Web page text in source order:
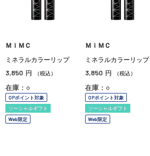
ＭｉＭＣ
ミネラルカラーリップ
3,850 円 （税込）
在庫：○
OPポイント対象
ソーシャルギフト
Web限定
ＭｉＭＣ
ミネラルカラーリップ
3,850 円 （税込）
在庫：○
OPポイント対象
ソーシャルギフト
Web限定